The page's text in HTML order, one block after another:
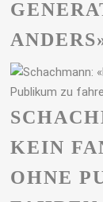
KEIN
OHNE